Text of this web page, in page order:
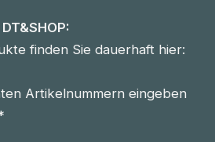
finden Sie dauerhaft hier:
Artikelnummern eingeben